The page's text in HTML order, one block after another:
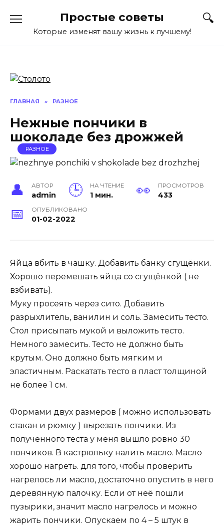
содержанию
Простые советы
Которые изменят вашу жизнь к лучшему!
ГЛАВНАЯ » РАЗНОЕ
Нежные пончики в
шоколаде без дрожжей
РАЗНОЕ
АВТОР
admin
НА ЧТЕНИЕ
1 мин.
ПРОСМОТРОВ
433
ОПУБЛИКОВАНО
01-02-2022
Яйца вбить в чашку. Добавить банку сгущёнки.
Хорошо перемешать яйца со сгущёнкой ( не
взбивать).
Муку просеять через сито. Добавить
разрыхлитель, ванилин и соль. Замесить тесто.
Стол присыпать мукой и выложить тесто.
Немного замесить. Тесто не должно быть
крутым. Оно должно быть мягким и
эластичным. Раскатать тесто в пласт толщиной
не более 1 см.
Формами двух размеров ( можно использовать
стакан и рюмку ) вырезать пончики. Из
полученного теста у меня вышло ровно 30
пончиков. В кастрюльку налить масло. Масло
хорошо нагреть. для того, чтобы проверить
нагрелось ли масло, достаточно опустить в него
деревянную палочку. Если от неё пошли
пузырики, значит масло нагрелось и можно
жарить пончики. Опускаем по 4 – 5 штук в